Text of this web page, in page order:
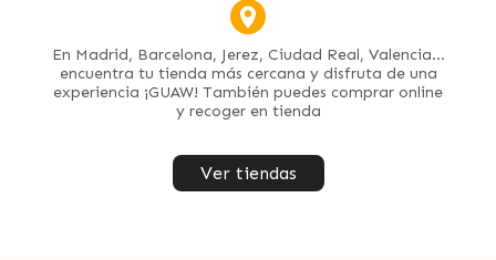
En Madrid, Barcelona, Jerez, Ciudad Real, Valencia...
encuentra tu tienda más cercana y disfruta de una
experiencia ¡GUAW! También puedes comprar online
y recoger en tienda
Ver tiendas